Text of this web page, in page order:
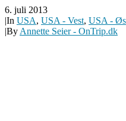
6. juli 2013
|In USA, USA - Vest, USA -
|By Annette Seier - OnTrip.dk